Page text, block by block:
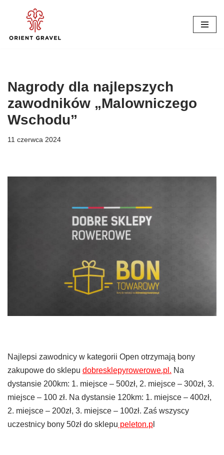
Przejdź
do
Nagrody dla najlepszych
zawodników „Malowniczego
Wschodu”
11 czerwca 2024
Najlepsi zawodnicy w kategorii Open otrzymają bony
zakupowe do sklepu dobresklepyrowerowe.pl. Na
dystansie 200km: 1. miejsce – 500zł, 2. miejsce – 300zł, 3.
miejsce – 100 zł. Na dystansie 120km: 1. miejsce – 400zł,
2. miejsce – 200zł, 3. miejsce – 100zł. Zaś wszyscy
uczestnicy bony 50zł do sklepu peleton.p